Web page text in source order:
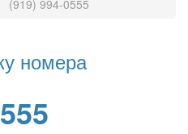
(919) 994-0555
номера